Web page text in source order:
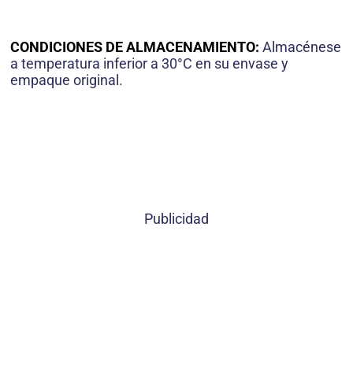
CONDICIONES DE ALMACENAMIENTO: Almacénese
a temperatura inferior a 30°C en su envase y
empaque original.
Publicidad